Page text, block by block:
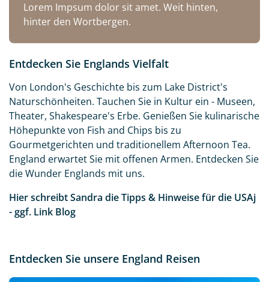
Lorem Impsum dolor sit amet. Weit hinten,
hinter den Wortbergen.
Entdecken Sie Englands Vielfalt
Von London's Geschichte bis zum Lake District's
Naturschönheiten. Tauchen Sie in Kultur ein - Museen,
Theater, Shakespeare's Erbe. Genießen Sie kulinarische
Höhepunkte von Fish and Chips bis zu
Gourmetgerichten und traditionellem Afternoon Tea.
England erwartet Sie mit offenen Armen. Entdecken Sie
die Wunder Englands mit uns.
Hier schreibt Sandra die Tipps & Hinweise für die USAj
- ggf. Link Blog
Entdecken Sie unsere England Reisen